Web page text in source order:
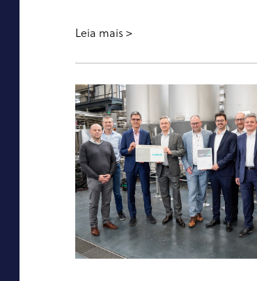
Leia mais